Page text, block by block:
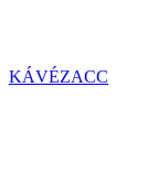
KÁVÉZACC